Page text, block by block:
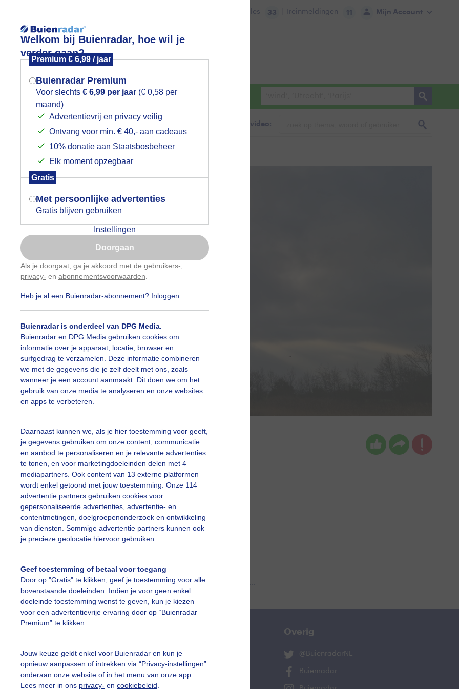
Welkom bij Buienradar, hoe wil je
verder gaan?
Premium € 6,99 / jaar
Buienradar Premium
Voor slechts € 6,99 per jaar (€ 0,58 per
maand)
Advertentievrij en privacy veilig
Ontvang voor min. € 40,- aan cadeaus
10% donatie aan Staatsbosbeheer
Elk moment opzegbaar
Gratis
Met persoonlijke advertenties
Gratis blijven gebruiken
Instellingen
Doorgaan
Als je doorgaat, ga je akkoord met de gebruikers-
privacy- en abonnementsvoorwaarden
Heb je al een Buienradar-abonnement? Inloggen
Buienradar is onderdeel van DPG Media.
Buienradar en DPG Media gebruiken cookies om
informatie over je apparaat, locatie, browser en
surfgedrag te verzamelen. Deze informatie combineren
we met de gegevens die je zelf deelt met ons, zoals
wanneer je een account aanmaakt. Dit doen we om het
gebruik van onze media te analyseren en onze websites
en apps te verbeteren.
Daarnaast kunnen we, als je hier toestemming voor geeft,
je gegevens gebruiken om onze content, communicatie
en aanbod te personaliseren en je relevante advertenties
te tonen, en voor marketingdoeleinden delen met 4
mediapartners. Ook content van 13 externe platformen
wordt enkel getoond met jouw toestemming. Onze 114
advertentie partners gebruiken cookies voor
gepersonaliseerde advertenties, advertentie- en
contentmetingen, doelgroepenonderzoek en ontwikkeling
van diensten. Sommige advertentie partners kunnen ook
je precieze geolocatie hiervoor gebruiken.
Geef toestemming of betaal voor toegang
Door op "Gratis" te klikken, geef je toestemming voor alle
bovenstaande doeleinden. Indien je voor geen enkel
doeleinde toestemming wenst te geven, kun je kiezen
voor een advertentievrije ervaring door op “Buienradar
Premium” te klikken.
Jouw keuze geldt enkel voor Buienradar en kun je
opnieuw aanpassen of intrekken via “Privacy-instellingen”
onderaan onze website of in het menu van onze app.
Lees meer in ons privacy- en cookiebeleid
Mijn Account
Files 33 | Treinmeldingen 11
Foto en video Weerzine
Zoeken in foto & video:
wind en zon boven Texel met een mooie zonneharp.
Frans Alderse Baas Gemaakt: 14-12-2025, 32x bekeken
Wolken Wind
slideshow
Een moment geduld aub...
vragen
De Bilt
Overig
@BuienradarNL
Buienradar
Mogen we je locatie gebruiken voor
het weer?
Indien je hier nog geen akkoord op hebt
gegeven, verschijnt er zo een pop-up uit
je browser waarin deze toestemming
gevraagd wordt.
Is goed, toon de popup
Nu niet, misschien later
Gebruik je Safari en wil je niet elke dag deze pop-up
Klikhierom dit aan te passen